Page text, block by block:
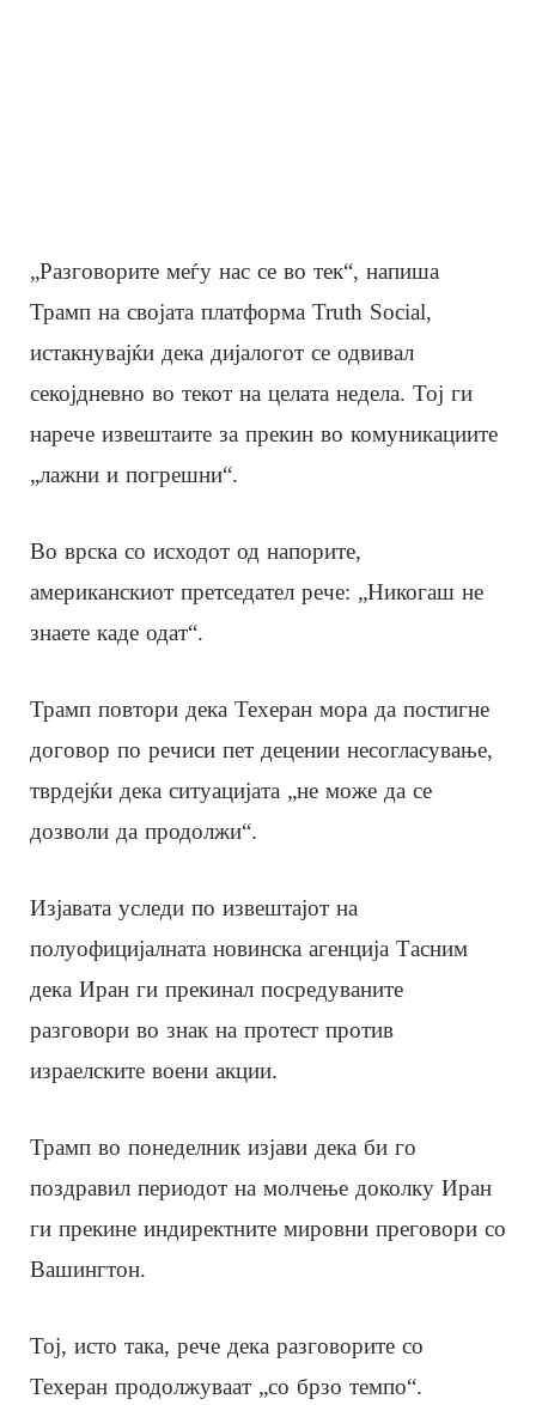
„Разговорите меѓу нас се во тек“, напиша
Трамп на својата платформа Truth Social,
истакнувајќи дека дијалогот се одвивал
секојдневно во текот на целата недела. Тој ги
нарече извештаите за прекин во комуникациите
„лажни и погрешни“.
Во врска со исходот од напорите,
американскиот претседател рече: „Никогаш не
знаете каде одат“.
Трамп повтори дека Техеран мора да постигне
договор по речиси пет децении несогласување,
тврдејќи дека ситуацијата „не може да се
дозволи да продолжи“.
Изјавата уследи по извештајот на
полуофицијалната новинска агенција Тасним
дека Иран ги прекинал посредуваните
разговори во знак на протест против
израелските воени акции.
Трамп во понеделник изјави дека би го
поздравил периодот на молчење доколку Иран
ги прекине индиректните мировни преговори со
Вашингтон.
Тој, исто така, рече дека разговорите со
Техеран продолжуваат „со брзо темпо“.